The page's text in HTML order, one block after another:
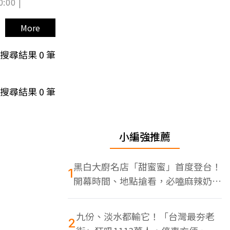
More
搜尋結果0筆
搜尋結果0筆
小編強推薦
1黑白大廚名店「甜蜜蜜」首度登台！
開幕時間、地點搶看，必嗑麻辣奶油
蝦
2九份、淡水都輸它！「台灣最夯老